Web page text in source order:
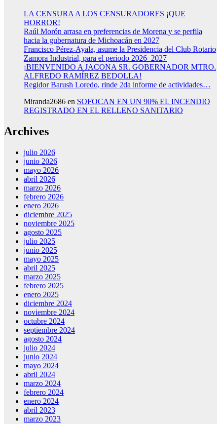
LA CENSURA A LOS CENSURADORES ¡QUE
HORROR!
Raúl Morón arrasa en preferencias de Morena y se perfila
hacia la gubernatura de Michoacán en 2027
Francisco Pérez-Ayala, asume la Presidencia del Club Rotario
Zamora Industrial, para el periodo 2026–2027
¡BIENVENIDO A JACONA SR. GOBERNADOR MTRO.
ALFREDO RAMÍREZ BEDOLLA!
Regidor Barush Loredo, rinde 2da informe de actividades…
Miranda2686 en SOFOCAN EN UN 90% EL INCENDIO
REGISTRADO EN EL RELLENO SANITARIO
Archives
julio 2026
junio 2026
mayo 2026
abril 2026
marzo 2026
febrero 2026
enero 2026
diciembre 2025
noviembre 2025
agosto 2025
julio 2025
junio 2025
mayo 2025
abril 2025
marzo 2025
febrero 2025
enero 2025
diciembre 2024
noviembre 2024
octubre 2024
septiembre 2024
agosto 2024
julio 2024
junio 2024
mayo 2024
abril 2024
marzo 2024
febrero 2024
enero 2024
abril 2023
marzo 2023